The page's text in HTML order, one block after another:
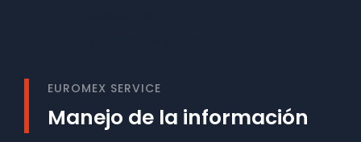
EUROMEX SERVICE
Manejo de la información